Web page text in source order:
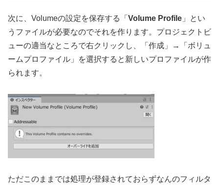
次に、Volumeの設定を保存する「 Volume Profile 」とい
うファイルが必要なのでそれを作ります。プロジェクトビ
ューの適当なところで右クリックし、「作成」→「ボリュ
ームプロファイル」を選択すると新しいプロファイルが作
られます。
ただこのままでは処理が登録されておらずなんのフィルタ